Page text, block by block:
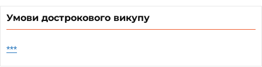
Умови дострокового викупу
***